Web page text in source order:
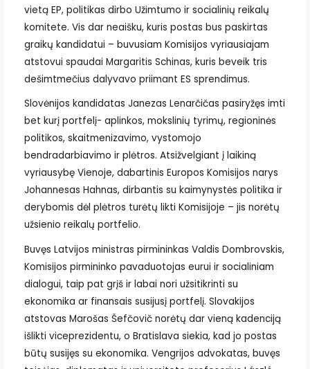
vietą EP, politikas dirbo Užimtumo ir socialinių reikalų
komitete. Vis dar neaišku, kuris postas bus paskirtas
graikų kandidatui – buvusiam Komisijos vyriausiajam
atstovui spaudai Margaritis Schinas, kuris beveik tris
dešimtmečius dalyvavo priimant ES sprendimus.
Slovėnijos kandidatas Janezas Lenarčičas pasiryžęs imti
bet kurį portfelį- aplinkos, mokslinių tyrimų, regioninės
politikos, skaitmenizavimo, vystomojo
bendradarbiavimo ir plėtros. Atsižvelgiant į laikiną
vyriausybę Vienoje, dabartinis Europos Komisijos narys
Johannesas Hahnas, dirbantis su kaimynystės politika ir
derybomis dėl plėtros turėtų likti Komisijoje – jis norėtų
užsienio reikalų portfelio.
Buvęs Latvijos ministras pirmininkas Valdis Dombrovskis,
Komisijos pirmininko pavaduotojas eurui ir socialiniam
dialogui, taip pat grįš ir labai nori užsitikrinti su
ekonomika ar finansais susijusį portfelį. Slovakijos
atstovas Marošas Šefčovič norėtų dar vieną kadenciją
išlikti viceprezidentu, o Bratislava siekia, kad jo postas
būtų susijęs su ekonomika. Vengrijos advokatas, buvęs